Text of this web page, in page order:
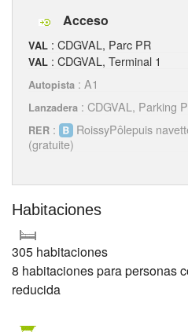
Acceso
VAL : CDGVAL, Parc PR
VAL : CDGVAL, Terminal 1
Autopista : A1
Lanzadera : CDGVAL, Parking
RER :
RoissyPôlepuis
(gratuite)
Habitaciones
305 habitaciones
8 habitaciones para personas
reducida